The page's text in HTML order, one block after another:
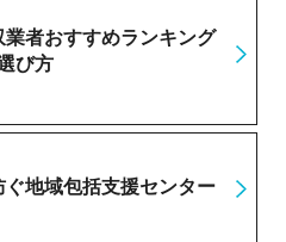
者おすすめランキング
び方
地域包括支援センター